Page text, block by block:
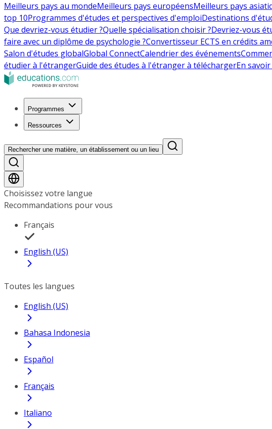
Meilleurs pays au mondeMeilleurs pays européensMeilleurs pays
top 10Programmes d'études et perspectives d'emploiDestinations
Que devriez-vous étudier ?Quelle spécialisation choisir ?Devriez-vous
faire avec un diplôme de psychologie ?Convertisseur ECTS en crédits
Salon d'études globalGlobal ConnectCalendrier des événements
étudier à l'étrangerGuide des études à l'étranger à téléchargerEn
Programmes
Ressources
Rechercher une matière, un établissement ou un lieu
Choisissez votre langue
Recommandations pour vous
Français
English (US)
Toutes les langues
English (US)
Bahasa Indonesia
Español
Français
Italiano